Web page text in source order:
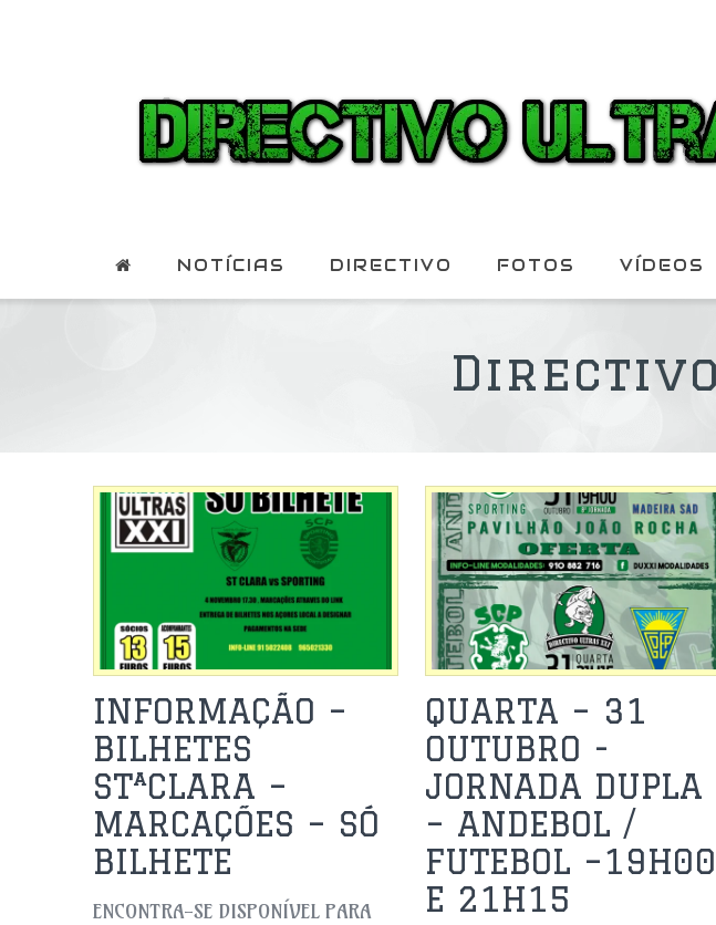
NOTÍCIAS DIRECTIVO FOTOS VÍDEOS
INFORMAÇÃO –
BILHETES
STªCLARA –
MARCAÇÕES – SÓ
BILHETE
ENCONTRA-SE DISPONÍVEL PARA
QUARTA – 31
OUTUBRO -
JORNADA DUPLA
– ANDEBOL /
FUTEBOL –19H00
E 21H15